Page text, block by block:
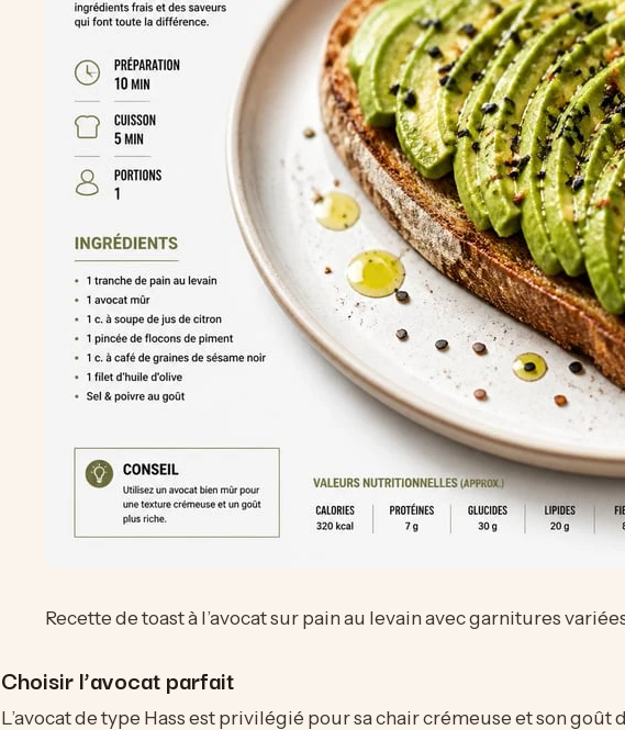
Recette de toast à l’avocat sur pain au levain avec garnitures
Choisir l’avocat parfait
L’avocat de type Hass est privilégié pour sa chair crémeuse et son goût